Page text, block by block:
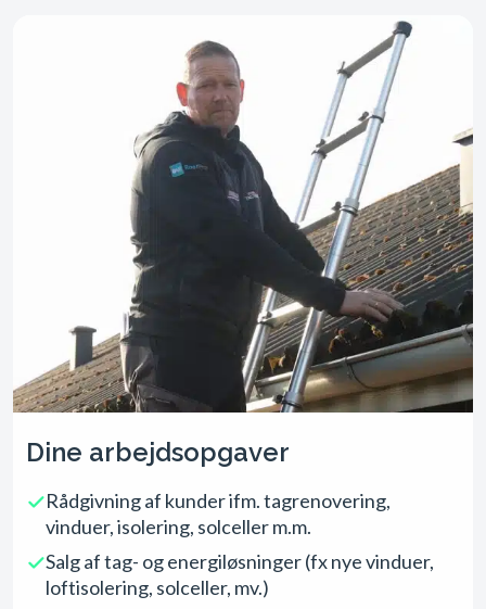
Dine arbejdsopgaver
Rådgivning af kunder ifm. tagrenovering,
vinduer, isolering, solceller m.m.
Salg af tag- og energiløsninger (fx nye vinduer,
loftisolering, solceller, mv.)